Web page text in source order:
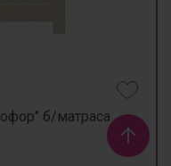
б/матраса